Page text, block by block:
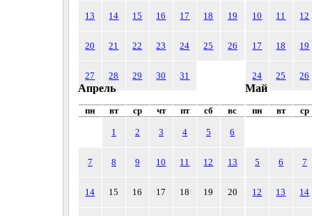
13 14 15 16 17 18 19
20 21 22 23 24 25 26
27 28 29 30 31
10 11 12
17 18 19
24 25 26
Апрель
пн вт ср чт пт сб вс
1 2 3 4 5 6
7 8 9 10 11 12 13
14 15 16 17 18 19 20
Май
пн вт ср
5 6 7
12 13 14